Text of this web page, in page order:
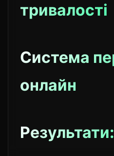
тривалості
Система
онлайн
Результати: